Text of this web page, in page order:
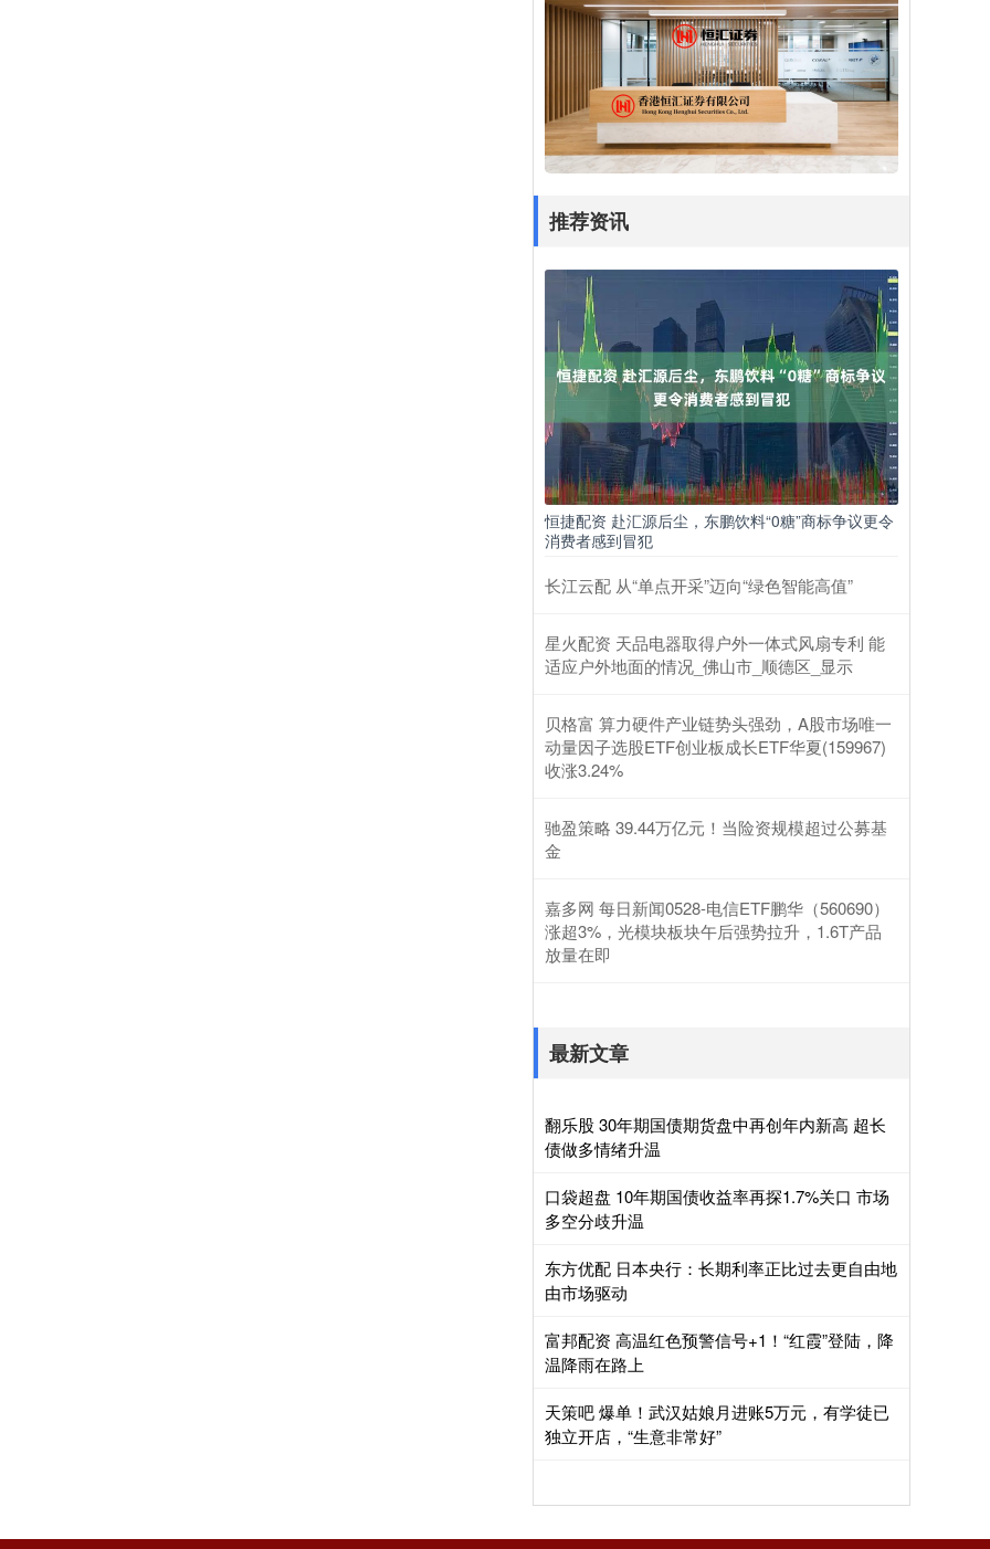
推荐资讯
恒捷配资 赴汇源后尘，东鹏饮料“0糖”商标争议更令
消费者感到冒犯
长江云配 从“单点开采”迈向“绿色智能高值”
星火配资 天品电器取得户外一体式风扇专利 能
适应户外地面的情况_佛山市_顺德区_显示
贝格富 算力硬件产业链势头强劲，A股市场唯一
动量因子选股ETF创业板成长ETF华夏(159967)
收涨3.24%
驰盈策略 39.44万亿元！当险资规模超过公募基
金
嘉多网 每日新闻0528-电信ETF鹏华（560690）
涨超3%，光模块板块午后强势拉升，1.6T产品
放量在即
最新文章
翻乐股 30年期国债期货盘中再创年内新高 超长
债做多情绪升温
口袋超盘 10年期国债收益率再探1.7%关口 市场
多空分歧升温
东方优配 日本央行：长期利率正比过去更自由地
由市场驱动
富邦配资 高温红色预警信号+1！“红霞”登陆，降
温降雨在路上
天策吧 爆单！武汉姑娘月进账5万元，有学徒已
独立开店，“生意非常好”